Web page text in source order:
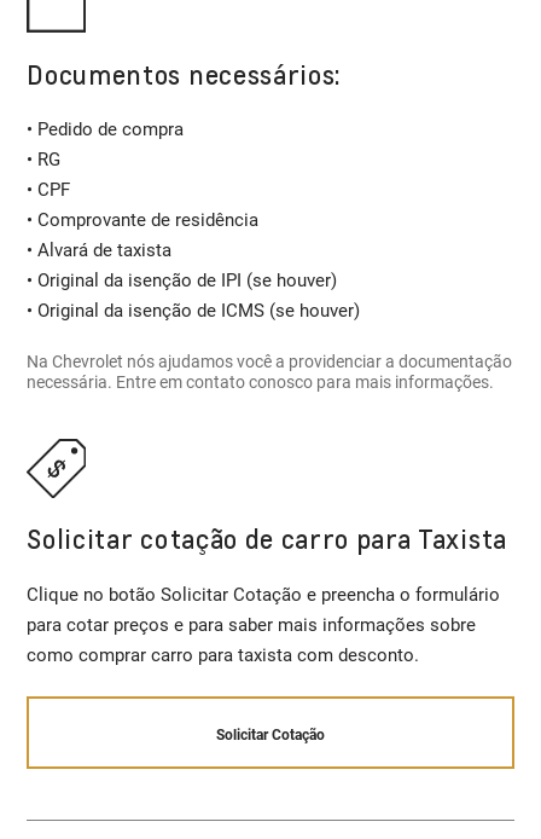
Documentos necessários:
• Pedido de compra
• RG
• CPF
• Comprovante de residência
• Alvará de taxista
• Original da isenção de IPI (se houver)
• Original da isenção de ICMS (se houver)
Na Chevrolet nós ajudamos você a providenciar a documentação
necessária. Entre em contato conosco para mais informações.
Solicitar cotação de carro para Taxista
Clique no botão Solicitar Cotação e preencha o formulário
para cotar preços e para saber mais informações sobre
como comprar carro para taxista com desconto.
Solicitar Cotação